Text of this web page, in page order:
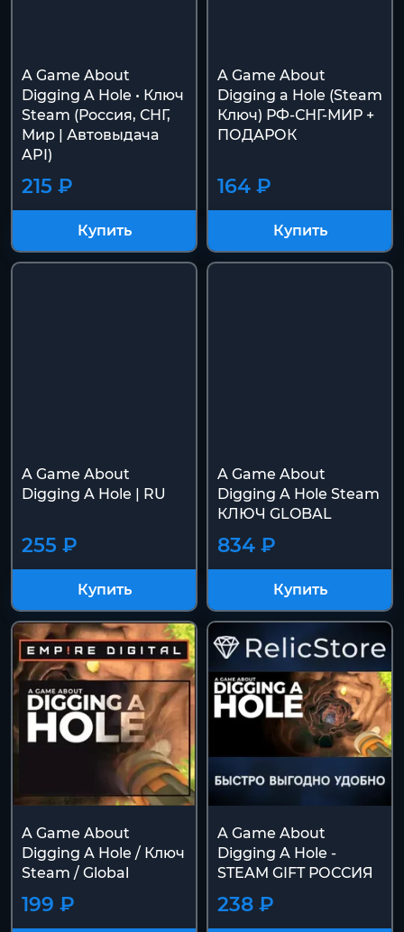
A Game About
Digging A Hole • Ключ
Steam (Россия, СНГ,
Мир | Автовыдача
API)
215 ₽
Купить
A Game About
Digging a Hole (Steam
Ключ) РФ-СНГ-МИР +
ПОДАРОК
164 ₽
Купить
A Game About
Digging A Hole | RU
255 ₽
Купить
A Game About
Digging A Hole Steam
КЛЮЧ GLOBAL
834 ₽
Купить
A Game About
Digging A Hole / Ключ
Steam / Global
199 ₽
A Game About
Digging A Hole -
STEAM GIFT РОССИЯ
238 ₽